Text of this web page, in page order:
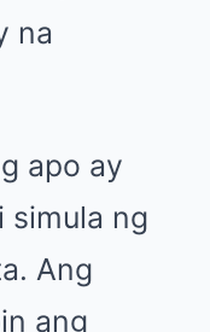
na
apo ay
simula ng
Ang
ang